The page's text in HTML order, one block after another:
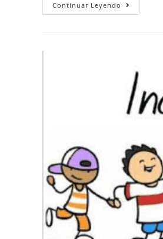
Continuar Leyendo